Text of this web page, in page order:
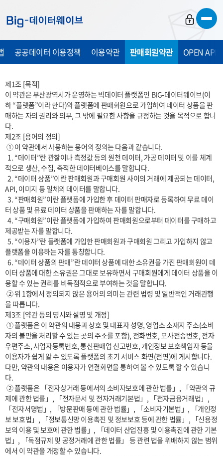
가
기
가
기
가
기
공공데이터 이용정책 이용약관 판매회원약관 OPEN API
제1조 [목적]
이 약관은 부산광역시가 운영하는 빅데이터 플랫폼인 BIG-데이터웨이브(이
하 “플랫폼”이라 한다)와 플랫폼에 판매회원으로 가입하여 데이터 상품을 판
매하는 자의 권리와 의무, 그 밖에 필요한 사항을 규정하는 것을 목적으로 합니
다.
제2조 [용어의 정의]
적으로 생산, 수집, 축적한 데이터베이스를 말합니다.
  2. “데이터 상품”이란 판매회원과 구매회원 사이의 거래에 제공되는 데이터,
API, 이미지 등 일체의 데이터를 말합니다.
  3. “판매회원”이란 플랫폼에 가입한 후 데이터 판매자로 등록하여 무료 데이
터 상품 및 유료 데이터 상품을 판매하는 자를 말합니다.
  4. “구매회원”이란 플랫폼에 가입하여 판매회원으로부터 데이터를 구매하고
제공받는 자를 말합니다.
  5. “이용자”란 플랫폼에 가입한 판매회원과 구매회원 그리고 가입하지 않고
플랫폼을 이용하는 자를 통칭합니다.
  6. “데이터 상품의 판매”란 데이터 상품에 대한 소유권을 가진 판매회원이 데
이터 상품에 대한 소유권은 그대로 보유하면서 구매회원에게 데이터 상품을 이
용할 수 있는 권리를 비독점적으로 부여하는 것을 말합니다.
을 따릅니다.
제3조 [약관 등의 명시와 설명 및 개정]
자의 불만을 처리할 수 있는 곳의 주소를 포함), 전화번호, 모사전송번호, 전자
우편주소, 사업자등록번호, 통신판매업 신고번호, 개인정보 보호책임자 등을
이용자가 쉽게 알 수 있도록 플랫폼의 초기 서비스 화면(전면)에 게시합니다.
다만, 약관의 내용은 이용자가 연결화면을 통하여 볼 수 있도록 할 수 있습니
다.
제에 관한 법률」, 「전자문서 및 전자거래기본법」, 「전자금융거래법」,
「전자서명법」, 「방문판매 등에 관한 법률」, 「소비자기본법」, 「개인정
보 보호법」, 「정보통신망 이용촉진 및 정보보호 등에 관한 법률」, 「신용정
보의 이용 및 보호에 관한 법률」, 「데이터 산업진흥 및 이용촉진에 관한 기본
법」, 「독점규제 및 공정거래에 관한 법률」 등 관련 법을 위배하지 않는 범위
에서 이 약관을 개정할 수 있습니다.